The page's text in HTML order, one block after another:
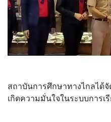
สถาบันการศึกษาทางไกลได้
เกิดความมั่นใจในระบบการเ